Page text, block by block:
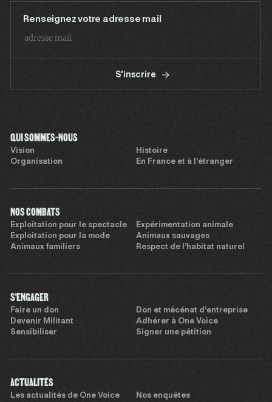
Renseignez votre adresse mail
S'inscrire
QUI SOMMES-NOUS
Vision
Histoire
Organisation
En France et à l’étranger
NOS COMBATS
Exploitation pour le spectacle
Expérimentation animale
Exploitation pour la mode
Animaux sauvages
Animaux familiers
Respect de l’habitat naturel
S'ENGAGER
Faire un don
Don et mécénat d’entreprise
Devenir Militant
Adhérer à One Voice
Sensibiliser
Signer une pétition
ACTUALITÉS
Les actualités de One Voice Nos enquêtes